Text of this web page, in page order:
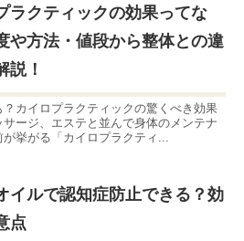
ラクティックの効果ってな
や方法・値段から整体との違
説！
？カイロプラクティックの驚くべき効果
サージ、エステと並んで身体のメンテナ
が挙がる「カイロプラクティ...
イルで認知症防止できる？効
点